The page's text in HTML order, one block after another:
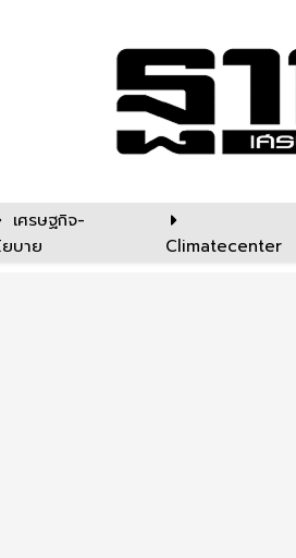
เศรษฐกิจ-
ยบาย
Climatecenter